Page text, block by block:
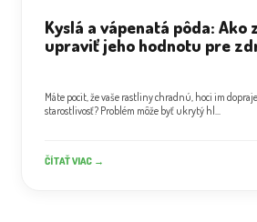
Kyslá a vápenatá pôda: Ako
upraviť jeho hodnotu pre
Máte pocit, že vaše rastliny chradnú, hoci im
starostlivosť? Problém môže byť ukrytý hl...
ČÍTAŤ VIAC →